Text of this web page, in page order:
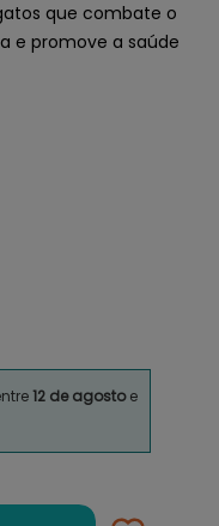
que combate o
e promove a saúde
12 de agostoe